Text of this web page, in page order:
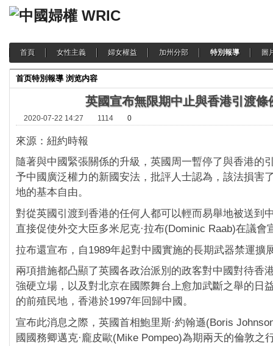
首頁 女性主義 婦女權益 加州分部 特別報導 圖
首页特別報導 浏览内容
英國宣布無限期中止與香港引渡條
2020-07-22 14:27 1114 0
來源：紐約時報
隨著與中國緊張關係的升級，英國周一暫停了與香港的
予中國廣泛權力的新國安法，批評人士認為，該法損害
地的基本自由。
對從英國引渡到香港的任何人都可以輕而易舉地被送到
直接促使外交大臣多米尼克·拉布(Dominic Raab)在議會
拉布還宣布，自1989年起對中國實施的長期武器禁運擴
兩項措施都凸顯了英國各政治派別的政客對中國對待香
強硬立場，以及對北京在國際舞台上愈加武斷之舉的日
的前殖民地，香港於1997年回歸中國。
宣布此消息之際，英國首相鮑里斯·約翰遜(Boris
國國務卿邁克·龐皮歐(Mike Pompeo)為期兩天的倫敦之